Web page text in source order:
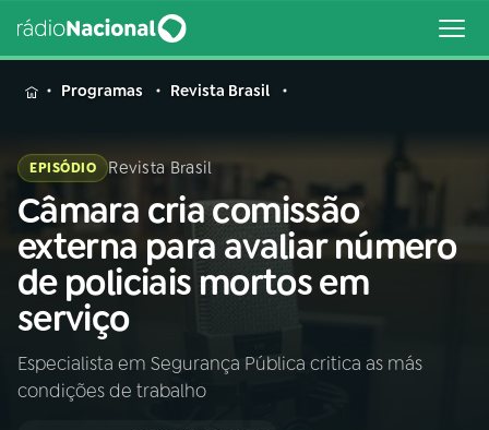
MENU
Buscar
na
Rádio
Nacional
Buscar
01INÍCIO
Programas Revista Brasil
EPISÓDIO Revista Brasil
Câmara cria comissão
externa para avaliar número
de policiais mortos em
serviço
Especialista em Segurança Pública critica as más
condições de trabalho